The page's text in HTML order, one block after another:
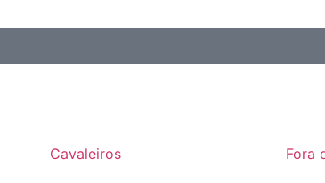
Cavaleiros Fora